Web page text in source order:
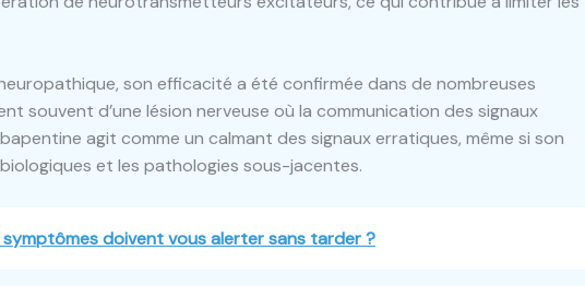
son efficacité a été confirmée dans de nombreuses
souvent d’une lésion nerveuse où la communication des signaux
agit comme un calmant des signaux erratiques, même si son
et les pathologies sous-jacentes.
symptômes doivent vous alerter sans tarder ?